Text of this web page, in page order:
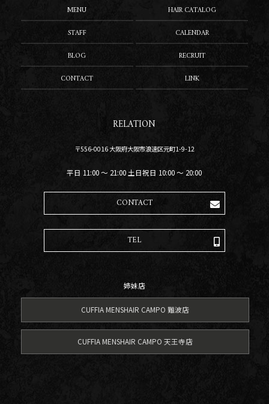
MENU
HAIR CATALOG
STAFF
CALENDAR
BLOG
RECRUIT
CONTACT
LINK
RELATION
〒556-0016 大阪府大阪市浪速区元町1-9-12
平日 11:00 〜 21:00 土日祝日 10:00 〜 20:00
CONTACT
TEL
姉妹店
CUFFIA MENSHAIR CAMPO 難波店
CUFFIA MENSHAIR CAMPO 天王寺店